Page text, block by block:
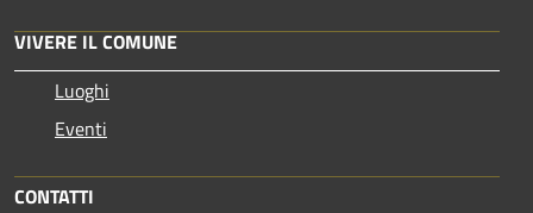
VIVERE IL COMUNE
Luoghi
Eventi
CONTATTI